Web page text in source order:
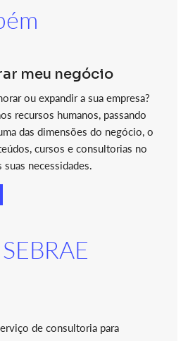
meu negócio
ou expandir a sua empresa?
recursos humanos, passando
das dimensões do negócio, o
cursos e consultorias no
necessidades.
de consultoria para